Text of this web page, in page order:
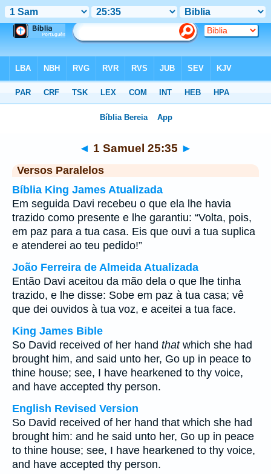
◄ 1 Samuel 25:35 ►
Versos Paralelos
Bíblia King James Atualizada
Em seguida Davi recebeu o que ela lhe havia
trazido como presente e lhe garantiu: “Volta, pois,
em paz para a tua casa. Eis que ouvi a tua suplica
e atenderei ao teu pedido!”
João Ferreira de Almeida Atualizada
Então Davi aceitou da mão dela o que lhe tinha
trazido, e lhe disse: Sobe em paz à tua casa; vê
que dei ouvidos à tua voz, e aceitei a tua face.
King James Bible
So David received of her hand thatwhich she had
brought him, and said unto her, Go up in peace to
thine house; see, I have hearkened to thy voice,
and have accepted thy person.
English Revised Version
So David received of her hand that which she had
brought him: and he said unto her, Go up in peace
to thine house; see, I have hearkened to thy voice,
and have accepted thy person.